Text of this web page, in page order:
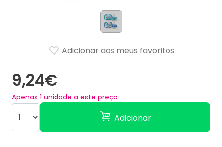
9,24€
Apenas 1 unidade a este preço
Adicionar
Adicionar aos meus favoritos